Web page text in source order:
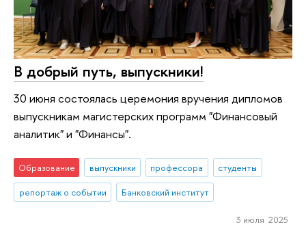
В добрый путь, выпускники!
30 июня состоялась церемония вручения дипломов
выпускникам магистерских программ "Финансовый
аналитик" и "Финансы".
Образование выпускники профессора
студенты
репортаж о событии
Банковский институт
3 июля 2025